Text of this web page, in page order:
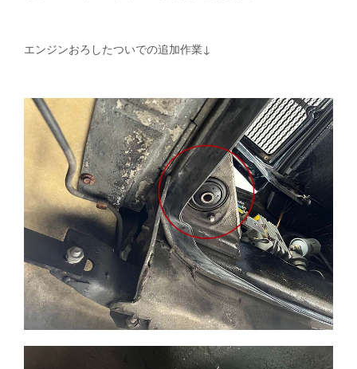
エンジンおろしたついでの追加作業↓